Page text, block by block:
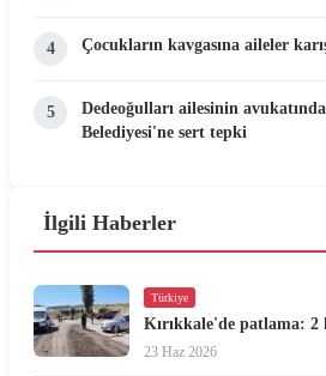
4 Çocukların kavgasına aileler
5
Dedeoğulları ailesinin
Belediyesi'ne sert tepki
İlgili Haberler
Türkiye
Kırıkkale'de patlama: 2
23 Haz 2026